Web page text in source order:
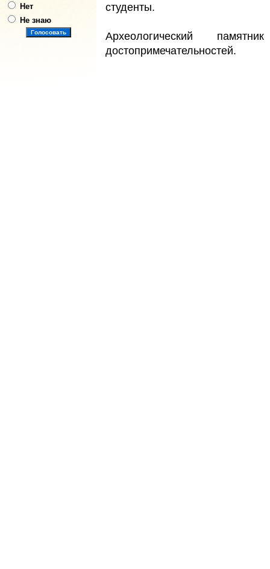
Нет
Не знаю
студенты.
Археологический
достопримечательностей.